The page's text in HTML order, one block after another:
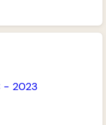
- 2023